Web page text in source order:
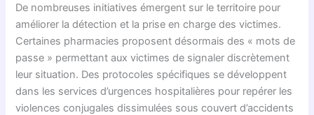
De nombreuses initiatives émergent sur le territoire pour
améliorer la détection et la prise en charge des victimes.
Certaines pharmacies proposent désormais des « mots de
passe » permettant aux victimes de signaler discrètement
leur situation. Des protocoles spécifiques se développent
dans les services d’urgences hospitalières pour repérer les
violences conjugales dissimulées sous couvert d’accidents